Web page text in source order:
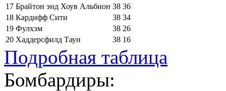
17 Брайтон энд Хоув Альбион 38 36
18 Кардифф Сити 38 34
19 Фулхэм 38 26
20 Хаддерсфилд Таун 38 16
Подробная таблица
Бомбардиры: